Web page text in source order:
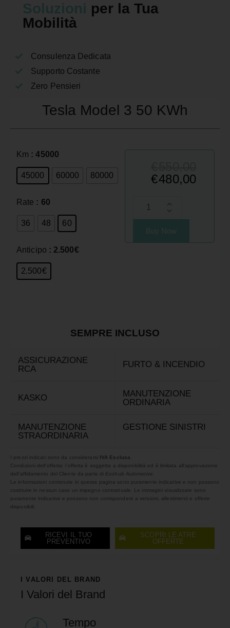
Soluzioni per la Tua
Mobilità
Consulenza Dedicata
Supporto Costante
Zero Pensieri
Tesla Model 3 50 KWh
Km : 45000
45000 60000 80000
Rate : 60
36 48 60
Anticipo : 2.500€
2.500€
€480,00
Buy Now
SEMPRE INCLUSO
ASSICURAZIONE
RCA
FURTO & INCENDIO
KASKO
MANUTENZIONE
ORDINARIA
MANUTENZIONE
STRAORDINARIA
GESTIONE SINISTRI
I prezzi indicati sono da considerarsi IVA Esclusa
Condizioni dell’offerta: l’offerta è soggetta a disponibilità ed è limitata all’approvazione
dell’affidamento del Cliente da parte di Ecohub Automotive
Le informazioni contenute in questa pagina sono puramente indicative e non possono
costituire in nessun caso un impegno contrattuale. Le immagini visualizzate sono
puramente indicative e possono non corrispondere a versioni, allestimenti e offerte
disponibili.
RICEVI IL TUO
PREVENTIVO
SCOPRI LE ATRE
OFFERTE
I VALORI DEL BRAND
I Valori del Brand
Tempo